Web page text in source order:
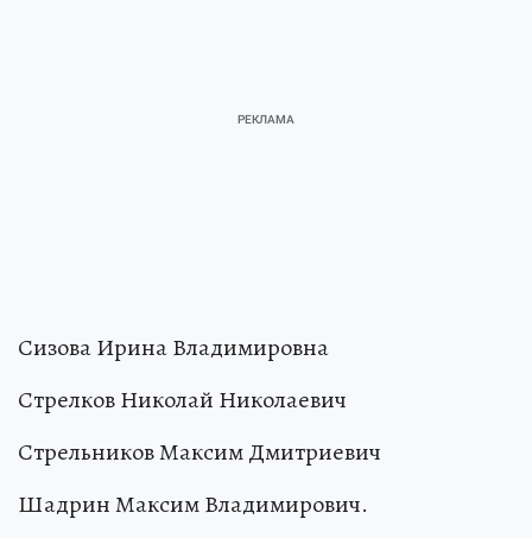
Сизова Ирина Владимировна
Стрелков Николай Николаевич
Стрельников Максим Дмитриевич
Шадрин Максим Владимирович.